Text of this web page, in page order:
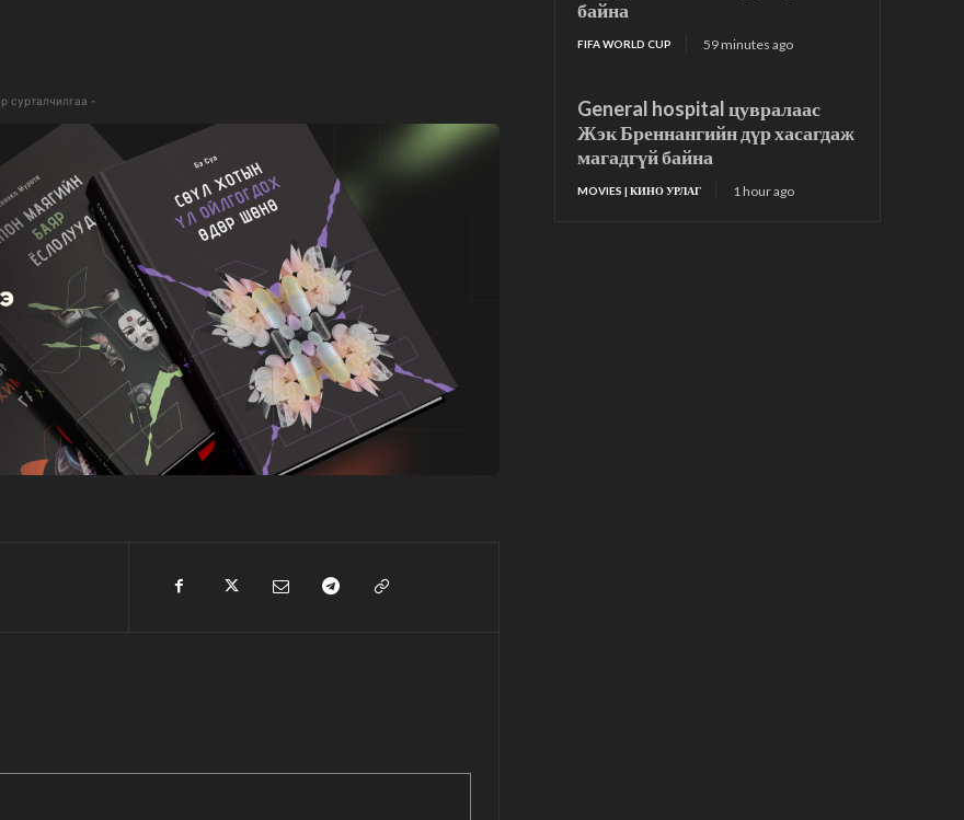
сурталчилгаа -
байна
FIFA WORLD CUP 59 minutes ago
General hospital цувралаас
Жэк Бреннангийн дүр хасагдаж
магадгүй байна
MOVIES | КИНО УРЛАГ 1 hour ago